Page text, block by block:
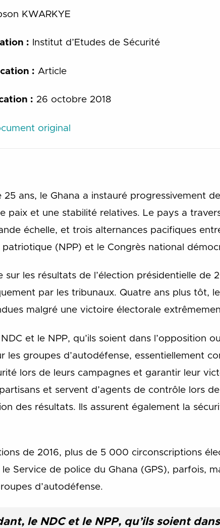
KWARKYE
: Institut d’Etudes de Sécurité
: Article
: 26 octobre 2018
original
25 ans, le Ghana a instauré progressivement
paix et une stabilité relatives. Le pays a
échelle, et trois alternances pacifiques
(NPP) et le Congrès national
sur les résultats de l’élection présidentielle de
par les tribunaux. Quatre ans plus tôt,
malgré une victoire électorale
et le NPP, qu’ils soient dans l’opposition
les groupes d’autodéfense, essentiellement
lors de leurs campagnes et garantir leur
et servent d’agents de contrôle lors
des résultats. Ils assurent également la
de 2016, plus de 5 000 circonscriptions
Service de police du Ghana (GPS), parfois,
d’autodéfense.
le NDC et le NPP, qu’ils soient